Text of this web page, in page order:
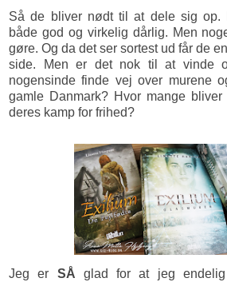
Så de bliver nødt til at dele sig op.
både god og virkelig dårlig. Men
gøre. Og da det ser sortest ud får de
side. Men er det nok til at vinde
nogensinde finde vej over murene
gamle Danmark? Hvor mange
deres kamp for frihed?
Jeg er SÅ glad for at jeg